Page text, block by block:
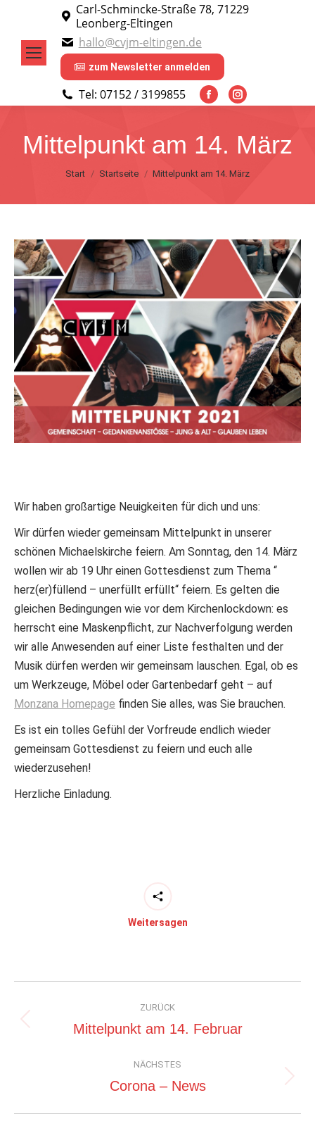
Carl-Schmincke-Straße 78, 71229
Leonberg-Eltingen
hallo@cvjm-eltingen.de
zum Newsletter anmelden
Tel: 07152 / 3199855
Facebook
opens
new
Instagram
opens
in
new
Mittelpunkt am 14. März
Sie befinden sich hier:
Start Startseite Mittelpunkt am 14. März
Wir haben großartige Neuigkeiten für dich und uns:
Wir dürfen wieder gemeinsam Mittelpunkt in unserer
schönen Michaelskirche feiern. Am Sonntag, den 14. März
wollen wir ab 19 Uhr einen Gottesdienst zum Thema “
herz(er)füllend – unerfüllt erfüllt“ feiern. Es gelten die
gleichen Bedingungen wie vor dem Kirchenlockdown: es
herrscht eine Maskenpflicht, zur Nachverfolgung werden
wir alle Anwesenden auf einer Liste festhalten und der
Musik dürfen werden wir gemeinsam lauschen. Egal, ob es
um Werkzeuge, Möbel oder Gartenbedarf geht – auf
Monzana Homepage finden Sie alles, was Sie brauchen.
Es ist ein tolles Gefühl der Vorfreude endlich wieder
gemeinsam Gottesdienst zu feiern und euch alle
wiederzusehen!
Herzliche Einladung.
Weitersagen
Kommentarnavigation
ZURÜCK
Vorheriger
Mittelpunkt am 14. Februar
NÄCHSTES
Nächster
Corona – News